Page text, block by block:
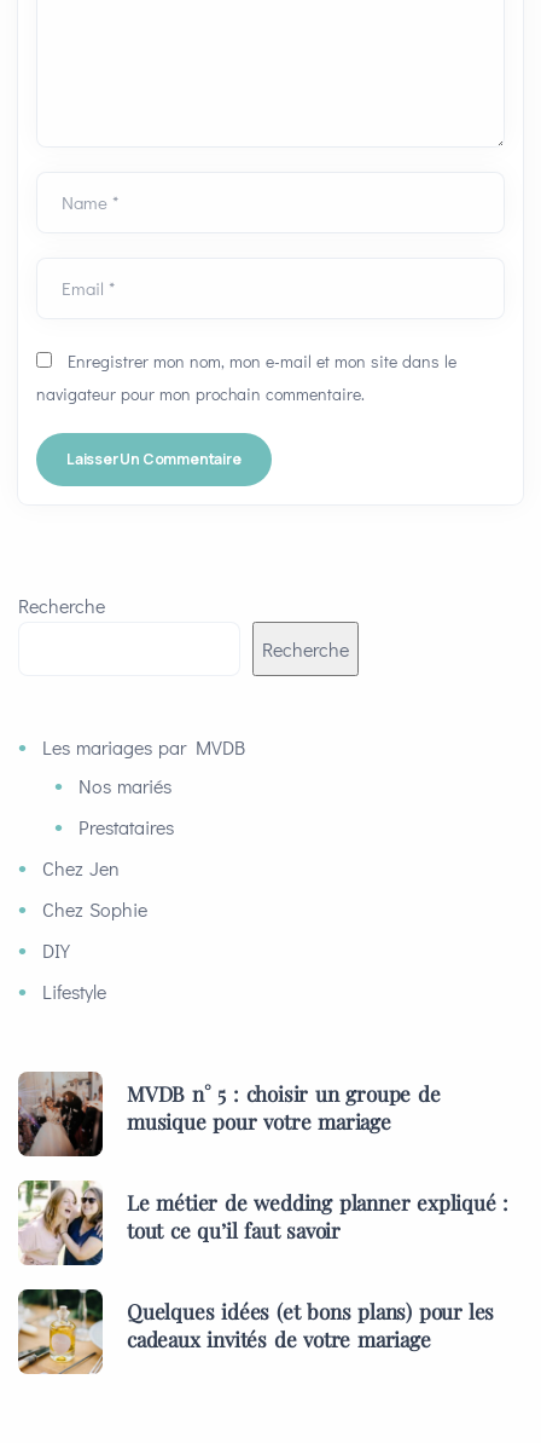
Name *
Email *
Enregistrer mon nom, mon e-mail et mon site dans le
navigateur pour mon prochain commentaire.
Recherche
Recherche
Les mariages par MVDB
Nos mariés
Prestataires
Chez Jen
Chez Sophie
DIY
Lifestyle
MVDB n° 5 : choisir un groupe de
musique pour votre mariage
Le métier de wedding planner expliqué :
tout ce qu’il faut savoir
Quelques idées (et bons plans) pour les
cadeaux invités de votre mariage